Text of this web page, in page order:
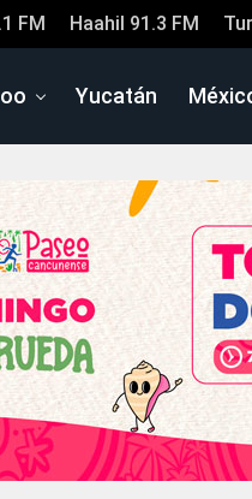
FM Haahil 91.3 FM
Yucatán